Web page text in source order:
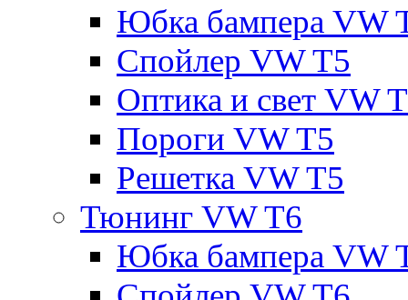
Юбка бампера VW
Спойлер VW T5
Оптика и свет VW
Пороги VW T5
Решетка VW T5
Тюнинг VW T6
Юбка бампера VW